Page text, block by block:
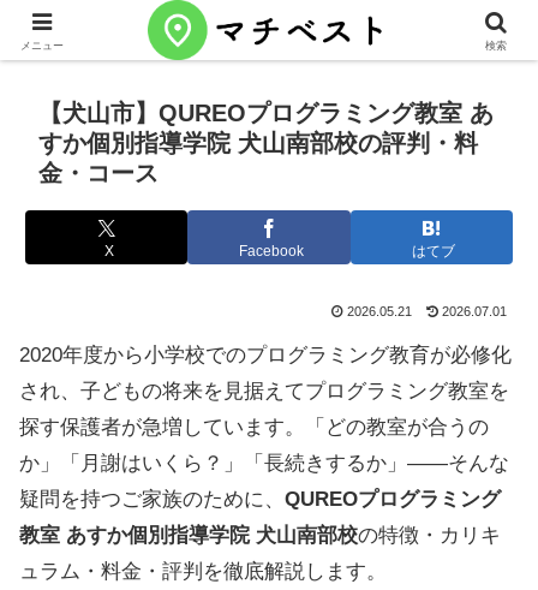
【犬山市】QUREOプログラミング教室 あ
すか個別指導学院 犬山南部校の評判・料
金・コース
X Facebook はてブ
2026.05.21 2026.07.01
2020年度から小学校でのプログラミング教育が必修化
され、子どもの将来を見据えてプログラミング教室を
探す保護者が急増しています。「どの教室が合うの
か」「月謝はいくら？」「長続きするか」——そんな
疑問を持つご家族のために、 QUREOプログラミング
教室 あすか個別指導学院 犬山南部校の特徴・カリキ
ュラム・料金・評判を徹底解説します。
メニュー 検索